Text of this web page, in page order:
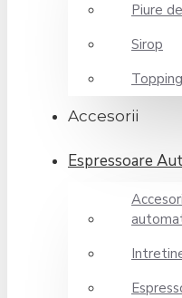
Piure
Sirop
Topping
Accesorii
Espressoare